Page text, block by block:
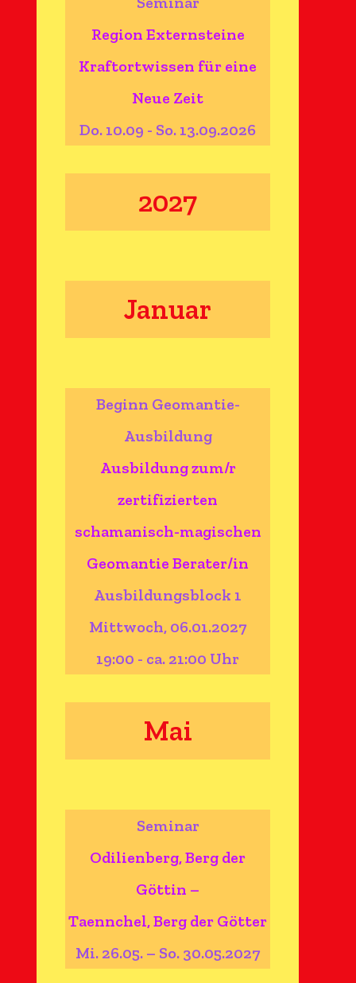
Region Externsteine
Kraftortwissen für eine
Neue Zeit
Do. 10.09 - So. 13.09.2026
2027
Januar
Beginn Geomantie-
Ausbildung
Ausbildung zum/r
zertifizierten
schamanisch-magischen
Geomantie Berater/in
Ausbildungsblock 1
Mittwoch, 06.01.2027
19:00 - ca. 21:00 Uhr
Mai
Seminar
Odilienberg, Berg der
Göttin –
Taennchel, Berg der Götter
Mi. 26.05. – So. 30.05.2027